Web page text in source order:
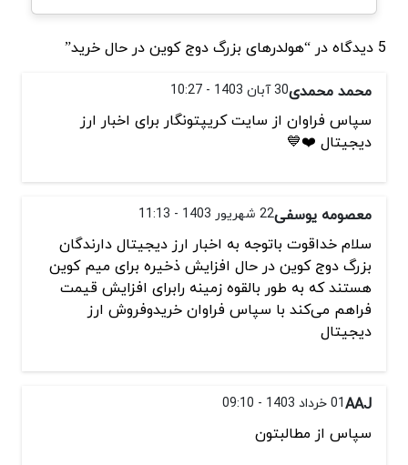
5 دیدگاه در “هولدرهای بزرگ دوج کوین در حال خرید”
محمد محمدی30 آبان 1403 - 10:27
سپاس فراوان از سایت کریپتونگار برای اخبار ارز
دیجیتال ❤️💙
معصومه یوسفی22 شهریور 1403 - 11:13
سلام خداقوت باتوجه به اخبار ارز دیجیتال دارندگان
بزرگ دوج کوین در حال افزايش ذخیره برای میم کوین
هستند که به طور بالقوه زمینه رابرای افزايش قيمت
فراهم می‌کند با سپاس فراوان خریدوفروش ارز
دیجیتال
AAJ01 خرداد 1403 - 09:10
سپاس از مطالبتون